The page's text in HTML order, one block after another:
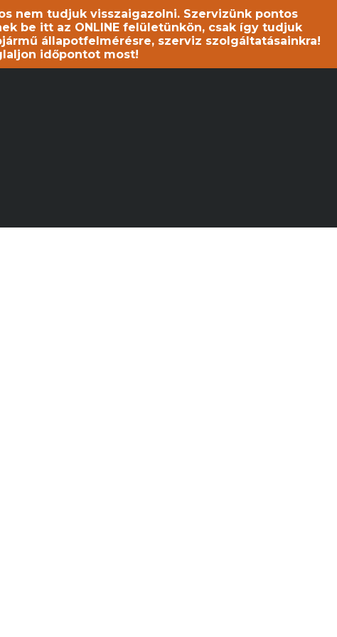
nem tudjuk visszaigazolni. Szervizünk pontos
be itt az ONLINE felületünkön, csak így tudjuk
állapotfelmérésre, szerviz szolgáltatásainkra!
időpontot most!